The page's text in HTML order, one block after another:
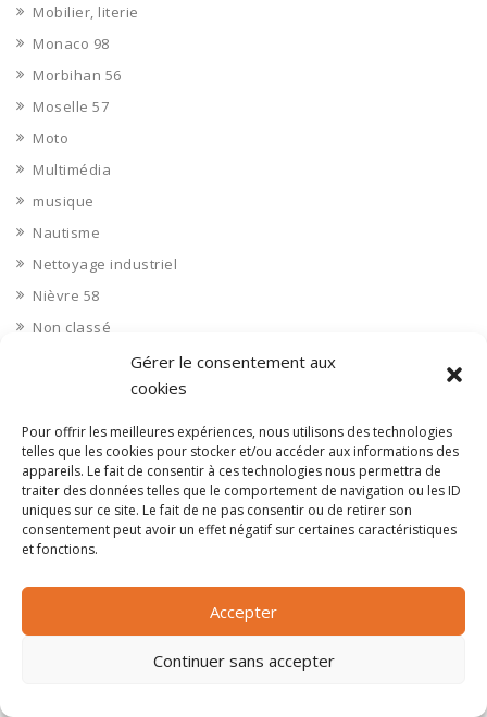
Gérer le consentement aux
cookies
Pour offrir les meilleures expériences, nous utilisons des technologies
telles que les cookies pour stocker et/ou accéder aux informations des
appareils. Le fait de consentir à ces technologies nous permettra de
traiter des données telles que le comportement de navigation ou les ID
uniques sur ce site. Le fait de ne pas consentir ou de retirer son
consentement peut avoir un effet négatif sur certaines caractéristiques
et fonctions.
Accepter
Continuer sans accepter
Mobilier, literie
Monaco 98
Morbihan 56
Moselle 57
Moto
Multimédia
musique
Nautisme
Nettoyage industriel
Nièvre 58
Non classé
Objets connectés
Objets en plastique
Oise 60
Opérateur télécom
Opérateurs télécom
Orne 61